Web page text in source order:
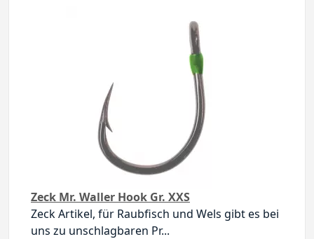
Zeck Mr. Waller Hook Gr. XXS
Zeck Artikel, für Raubfisch und Wels gibt es bei
uns zu unschlagbaren Pr...